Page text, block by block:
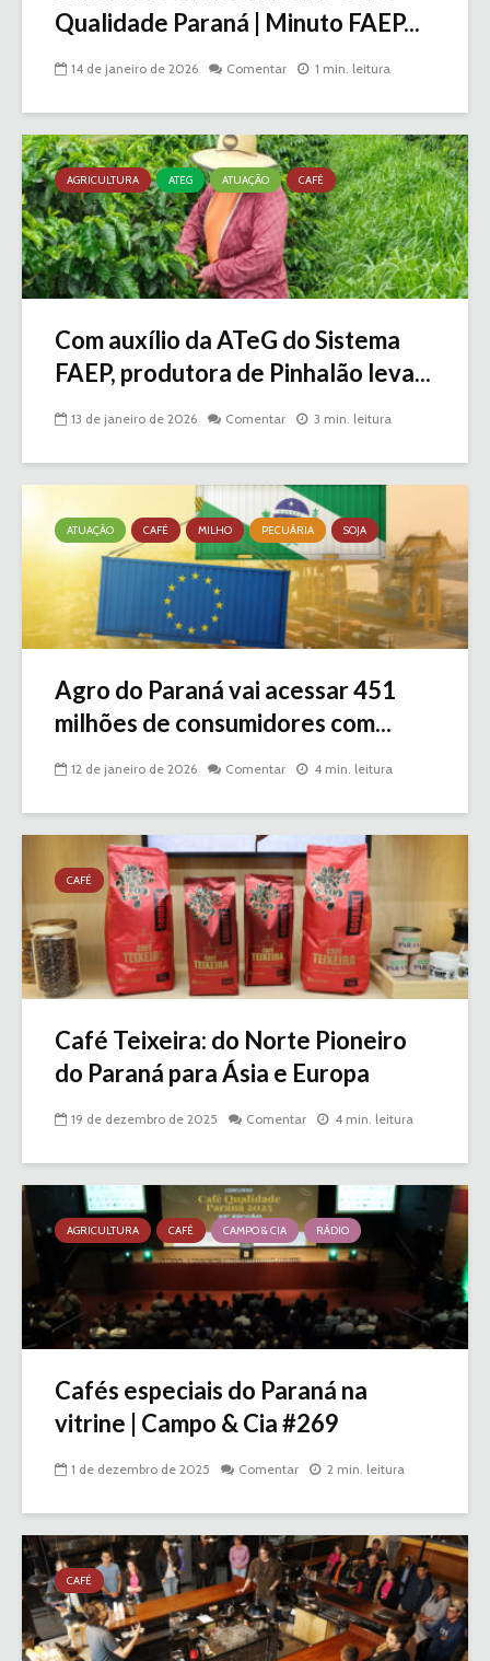
Qualidade Paraná | Minuto FAEP...
14 de janeiro de 2026 Comentar 1 min. leitura
AGRICULTURA ATEG ATUAÇÃO CAFÉ
Com auxílio da ATeG do Sistema
FAEP, produtora de Pinhalão leva...
13 de janeiro de 2026 Comentar 3 min. leitura
ATUAÇÃO CAFÉ MILHO PECUÁRIA SOJA
Agro do Paraná vai acessar 451
milhões de consumidores com...
12 de janeiro de 2026 Comentar 4 min. leitura
CAFÉ
Café Teixeira: do Norte Pioneiro
do Paraná para Ásia e Europa
19 de dezembro de 2025 Comentar 4 min. leitura
AGRICULTURA CAFÉ CAMPO & CIA RÁDIO
Cafés especiais do Paraná na
vitrine | Campo & Cia #269
1 de dezembro de 2025 Comentar 2 min. leitura
CAFÉ